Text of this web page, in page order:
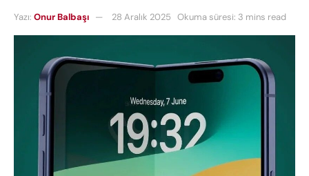
Yazı: Onur Balbaşı 28 Aralık 2025 Okuma süresi: 3 mins read